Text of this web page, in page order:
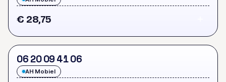
€ 28,75
06 2009 4106
AH Mobiel